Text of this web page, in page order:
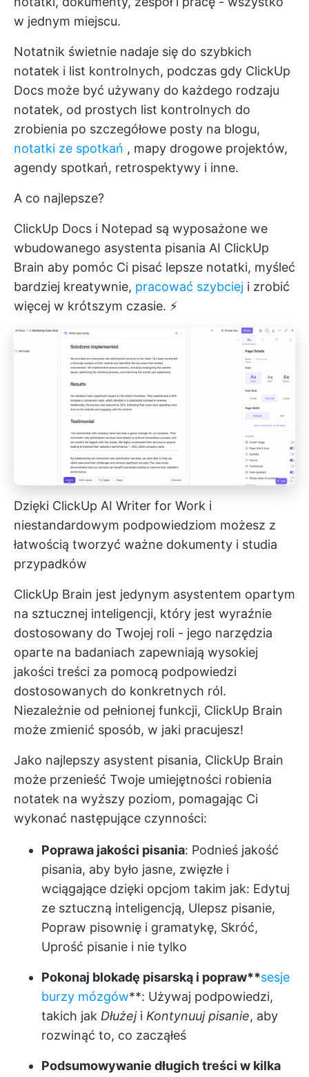
w jednym miejscu.
Notatnik świetnie nadaje się do szybkich
notatek i list kontrolnych, podczas gdy ClickUp
Docs może być używany do każdego rodzaju
notatek, od prostych list kontrolnych do
zrobienia po szczegółowe posty na blogu,
notatki ze spotkań , mapy drogowe projektów,
agendy spotkań, retrospektywy i inne.
A co najlepsze?
ClickUp Docs i Notepad są wyposażone we
wbudowanego asystenta pisania AI ClickUp
Brain aby pomóc Ci pisać lepsze notatki, myśleć
bardziej kreatywnie, pracować szybciej i zrobić
więcej w krótszym czasie. ⚡️
Dzięki ClickUp AI Writer for Work i
niestandardowym podpowiedziom możesz z
łatwością tworzyć ważne dokumenty i studia
przypadków
ClickUp Brain jest jedynym asystentem opartym
na sztucznej inteligencji, który jest wyraźnie
dostosowany do Twojej roli - jego narzędzia
oparte na badaniach zapewniają wysokiej
jakości treści za pomocą podpowiedzi
dostosowanych do konkretnych ról.
Niezależnie od pełnionej funkcji, ClickUp Brain
może zmienić sposób, w jaki pracujesz!
Jako najlepszy asystent pisania, ClickUp Brain
może przenieść Twoje umiejętności robienia
notatek na wyższy poziom, pomagając Ci
wykonać następujące czynności:
Poprawa jakości pisania: Podnieś jakość
pisania, aby było jasne, zwięzłe i
wciągające dzięki opcjom takim jak: Edytuj
ze sztuczną inteligencją, Ulepsz pisanie,
Popraw pisownię i gramatykę, Skróć,
Uprość pisanie i nie tylko
Pokonaj blokadę pisarską i popraw**sesje
burzy mózgów**: Używaj podpowiedzi,
takich jak Dłużeji Kontynuuj pisanie, aby
rozwinąć to, co zacząłeś
Podsumowywanie długich treści w kilka